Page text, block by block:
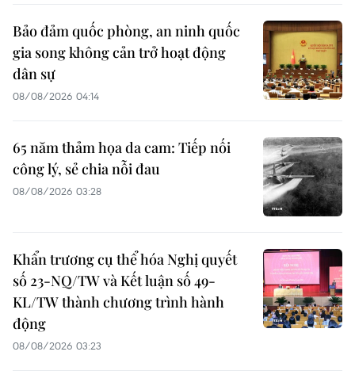
Bảo đảm quốc phòng, an ninh quốc
gia song không cản trở hoạt động
dân sự
08/08/2026 04:14
65 năm thảm họa da cam: Tiếp nối
công lý, sẻ chia nỗi đau
08/08/2026 03:28
Khẩn trương cụ thể hóa Nghị quyết
số 23-NQ/TW và Kết luận số 49-
KL/TW thành chương trình hành
động
08/08/2026 03:23